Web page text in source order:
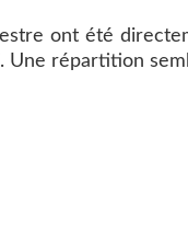
ont été
Une répartition